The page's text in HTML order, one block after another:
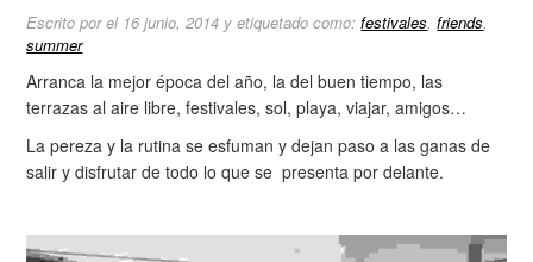
Escrito por el 16 junio, 2014 y etiquetado como:festivales,friends,
summer
Arranca la mejor época del año, la del buen tiempo, las
terrazas al aire libre, festivales, sol, playa, viajar, amigos…
La pereza y la rutina se esfuman y dejan paso a las ganas de
salir y disfrutar de todo lo que se presenta por delante.